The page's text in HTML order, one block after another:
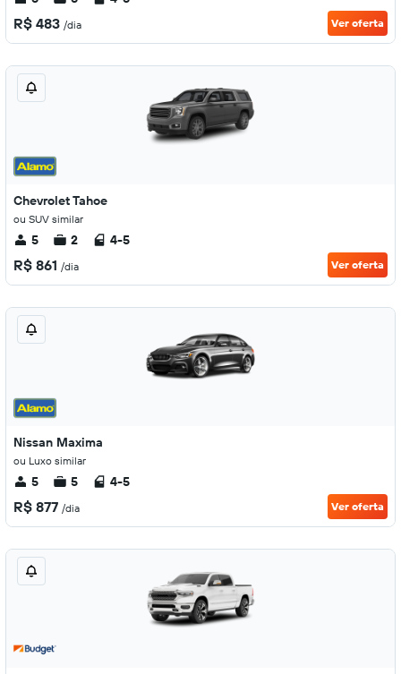
R$ 483 /dia Ver oferta
Chevrolet Tahoe
ou SUV similar
5 2 4-5
R$ 861 /dia Ver oferta
Nissan Maxima
ou Luxo similar
5 5 4-5
R$ 877 /dia Ver oferta